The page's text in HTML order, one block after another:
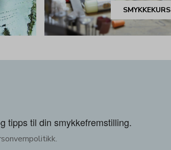
SMYKKEKURS
tipps til din smykkefremstilling.